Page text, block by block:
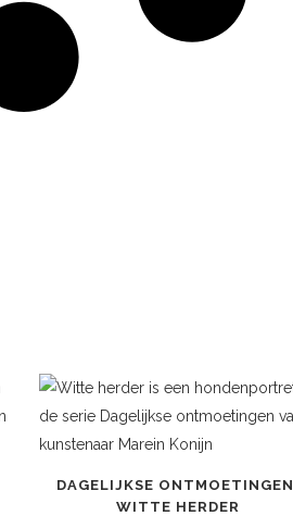
DAGELIJKSE
WITTE HERDER